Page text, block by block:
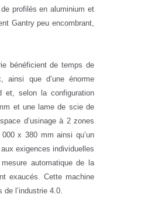
profilés en aluminium et
Gantry peu encombrant,
bénéficient de temps de
ainsi que d’une énorme
et, selon la configuration
et une lame de scie de
d’usinage à 2 zones
x 380 mm ainsi qu’un
exigences individuelles
automatique de la
exaucés. Cette machine
l’industrie 4.0.